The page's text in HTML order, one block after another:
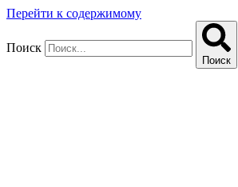
Перейти к содержимому
Поиск
Поиск